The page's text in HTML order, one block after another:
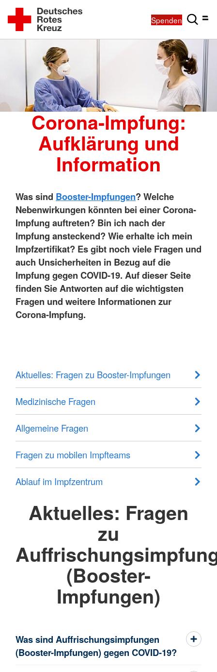
Spenden
Corona-Impfung:
Aufklärung und
Information
Was sind Booster-Impfungen? Welche
Nebenwirkungen könnten bei einer Corona-
Impfung auftreten? Bin ich nach der
Impfung ansteckend? Wie erhalte ich mein
Impfzertifikat? Es gibt noch viele Fragen und
auch Unsicherheiten in Bezug auf die
Impfung gegen COVID-19. Auf dieser Seite
finden Sie Antworten auf die wichtigsten
Fragen und weitere Informationen zur
Corona-Impfung.
Aktuelles: Fragen zu Booster-Impfungen
Medizinische Fragen
Allgemeine Fragen
Fragen zu mobilen Impfteams
Ablauf im Impfzentrum
Aktuelles: Fragen
zu
(Booster-
Impfungen)
Was sind Auffrischungsimpfungen
(Booster-Impfungen) gegen COVID-19?